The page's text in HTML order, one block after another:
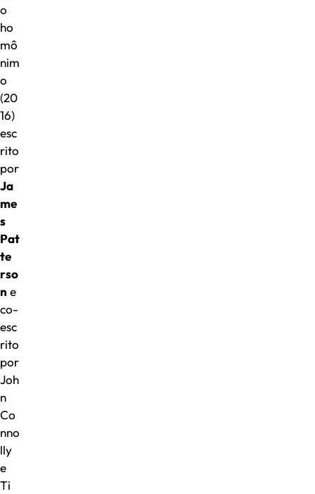
o
ho
mô
nim
o
(20
16)
esc
rito
por
Ja
me
s
Pat
te
rso
n e
co-
esc
rito
por
Joh
n
Co
nno
lly
e
Ti